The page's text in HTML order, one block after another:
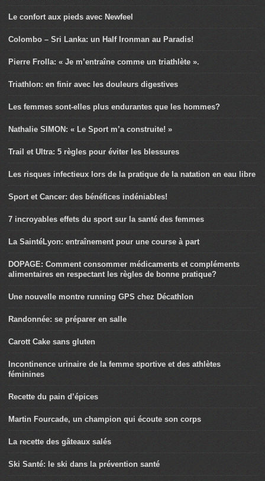
Le confort aux pieds avec Newfeel
Colombo – Sri Lanka: un Half Ironman au Paradis!
Pierre Frolla: « Je m’entraîne comme un triathlète ».
Triathlon: en finir avec les douleurs digestives
Les femmes sont-elles plus endurantes que les hommes?
Nathalie SIMON: « Le Sport m’a construite! »
Trail et Ultra: 5 règles pour éviter les blessures
Les risques infectieux lors de la pratique de la natation en eau libre
Sport et Cancer: des bénéfices indéniables!
7 incroyables effets du sport sur la santé des femmes
La SaintéLyon: entraînement pour une course à part
DOPAGE: Comment consommer médicaments et compléments
alimentaires en respectant les règles de bonne pratique?
Une nouvelle montre running GPS chez Décathlon
Randonnée: se préparer en salle
Carott Cake sans gluten
Incontinence urinaire de la femme sportive et des athlètes
féminines
Recette du pain d’épices
Martin Fourcade, un champion qui écoute son corps
La recette des gâteaux salés
Ski Santé: le ski dans la prévention santé